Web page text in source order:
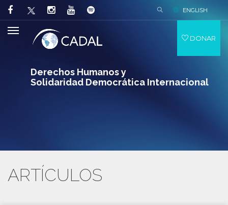
Derechos Humanos y
Solidaridad Democrática Internacional
ENGLISH
DONAR
ARTÍCULOS